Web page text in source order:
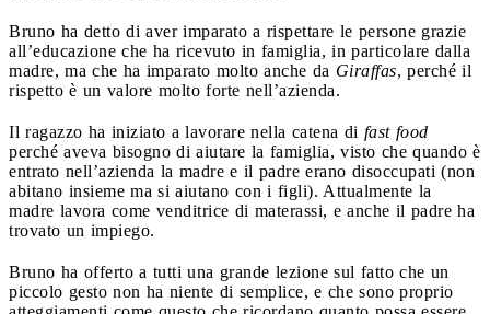
Bruno ha detto di aver imparato a rispettare le persone grazie
all’educazione che ha ricevuto in famiglia, in particolare dalla
madre, ma che ha imparato molto anche da Giraffas, perché il
rispetto è un valore molto forte nell’azienda.
Il ragazzo ha iniziato a lavorare nella catena di fast food
perché aveva bisogno di aiutare la famiglia, visto che quando è
entrato nell’azienda la madre e il padre erano disoccupati (non
abitano insieme ma si aiutano con i figli). Attualmente la
madre lavora come venditrice di materassi, e anche il padre ha
trovato un impiego.
Bruno ha offerto a tutti una grande lezione sul fatto che un
piccolo gesto non ha niente di semplice, e che sono proprio